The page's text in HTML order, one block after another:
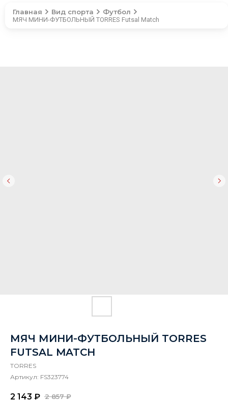
Главная Вид спорта Футбол
МЯЧ МИНИ-ФУТБОЛЬНЫЙ TORRES Futsal Match
МЯЧ МИНИ-ФУТБОЛЬНЫЙ TORRES
FUTSAL MATCH
TORRES
Артикул: FS323774
2 143 ₽ 2 857 ₽